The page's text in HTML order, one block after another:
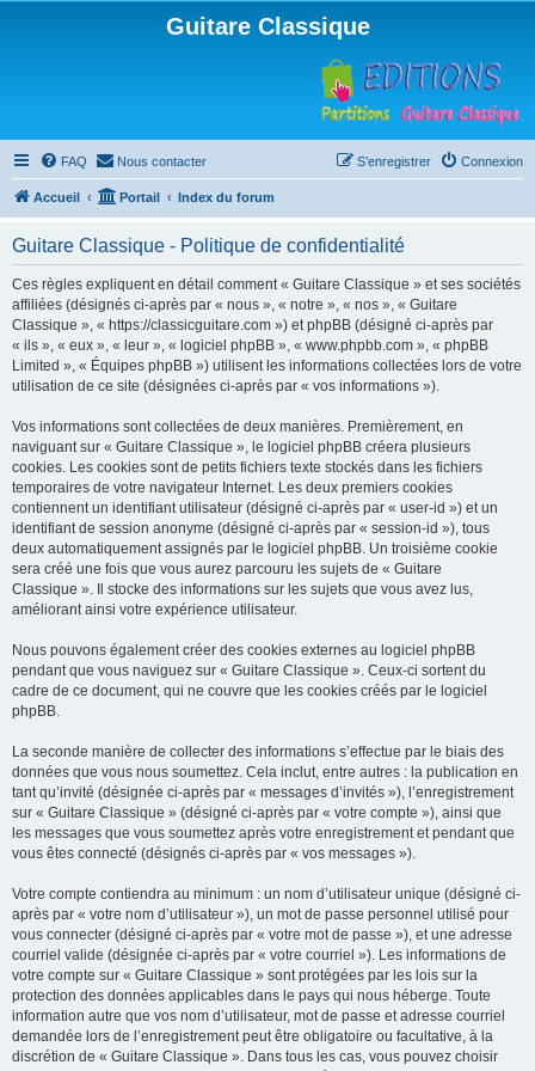
Guitare Classique
FAQ Nous contacter Connexion
S’enregistrer
Accueil Portail Index du forum
Guitare Classique - Politique de confidentialité
Ces règles expliquent en détail comment « Guitare Classique » et ses sociétés
affiliées (désignés ci-après par « nous », « notre », « nos », « Guitare
Classique », « https://classicguitare.com ») et phpBB (désigné ci-après par
« ils », « eux », « leur », « logiciel phpBB », « www.phpbb.com », « phpBB
Limited », « Équipes phpBB ») utilisent les informations collectées lors de votre
utilisation de ce site (désignées ci-après par « vos informations »).
Vos informations sont collectées de deux manières. Premièrement, en
naviguant sur « Guitare Classique », le logiciel phpBB créera plusieurs
cookies. Les cookies sont de petits fichiers texte stockés dans les fichiers
temporaires de votre navigateur Internet. Les deux premiers cookies
contiennent un identifiant utilisateur (désigné ci-après par « user-id ») et un
identifiant de session anonyme (désigné ci-après par « session-id »), tous
deux automatiquement assignés par le logiciel phpBB. Un troisième cookie
sera créé une fois que vous aurez parcouru les sujets de « Guitare
Classique ». Il stocke des informations sur les sujets que vous avez lus,
améliorant ainsi votre expérience utilisateur.
Nous pouvons également créer des cookies externes au logiciel phpBB
pendant que vous naviguez sur « Guitare Classique ». Ceux-ci sortent du
cadre de ce document, qui ne couvre que les cookies créés par le logiciel
phpBB.
La seconde manière de collecter des informations s’effectue par le biais des
données que vous nous soumettez. Cela inclut, entre autres : la publication en
tant qu’invité (désignée ci-après par « messages d’invités »), l’enregistrement
sur « Guitare Classique » (désigné ci-après par « votre compte »), ainsi que
les messages que vous soumettez après votre enregistrement et pendant que
vous êtes connecté (désignés ci-après par « vos messages »).
Votre compte contiendra au minimum : un nom d’utilisateur unique (désigné ci-
après par « votre nom d’utilisateur »), un mot de passe personnel utilisé pour
vous connecter (désigné ci-après par « votre mot de passe »), et une adresse
courriel valide (désignée ci-après par « votre courriel »). Les informations de
votre compte sur « Guitare Classique » sont protégées par les lois sur la
protection des données applicables dans le pays qui nous héberge. Toute
information autre que vos nom d’utilisateur, mot de passe et adresse courriel
demandée lors de l’enregistrement peut être obligatoire ou facultative, à la
discrétion de « Guitare Classique ». Dans tous les cas, vous pouvez choisir